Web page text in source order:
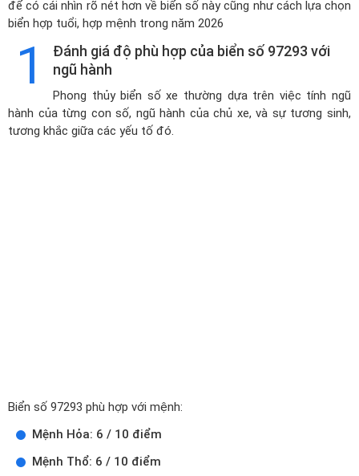
để có cái nhìn rõ nét hơn về biển số này cũng như cách lựa chọn
biển hợp tuổi, hợp mệnh trong năm 2026
1
Đánh giá độ phù hợp của biển số 97293 với
ngũ hành
Phong thủy biển số xe thường dựa trên việc tính ngũ
hành của từng con số, ngũ hành của chủ xe, và sự tương sinh,
tương khắc giữa các yếu tố đó.
Biển số 97293 phù hợp với mệnh:
Mệnh Hỏa: 6 / 10 điểm
Mệnh Thổ: 6 / 10 điểm